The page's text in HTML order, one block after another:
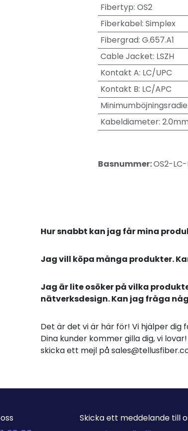
Fibertyp: OS2
Fiberkabel: Simplex
Fibergrad: G.657.A1
Cable Jacket: LSZH
Kontakt A: LC/UPC
Kontakt B: LC/APC
Minimumböjningsradie:
Kabeldiameter:
Basnummer:OS2-
Hur snabbt kan jag får mina
Jag vill köpa många produkter.
Jag är lite osöker på vilka
nätverksdesign. Kan jag fråga
Det är det vi är här för! Vi hjälper
Dina kunder kommer gilla dig, vi
skicka ett mejl på
Skicka ett meddelande till